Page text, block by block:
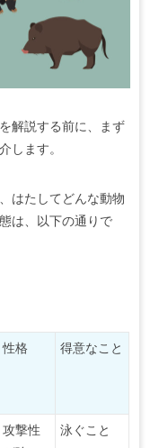
解説する前に、まず
します。
はたしてどんな動物
は、以下の通りで
性格 得意なこと
攻撃性
泳ぐこと